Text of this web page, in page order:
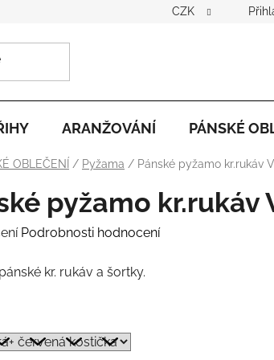
CZK
ARANŽOVÁNÍ PÁNSKÉ
OBLEČENÍ / Pyžama / Pánské pyžamo kr.rukáv
pyžamo kr.rukáv
Podrobnosti hodnocení
kr. rukáv a šortky.